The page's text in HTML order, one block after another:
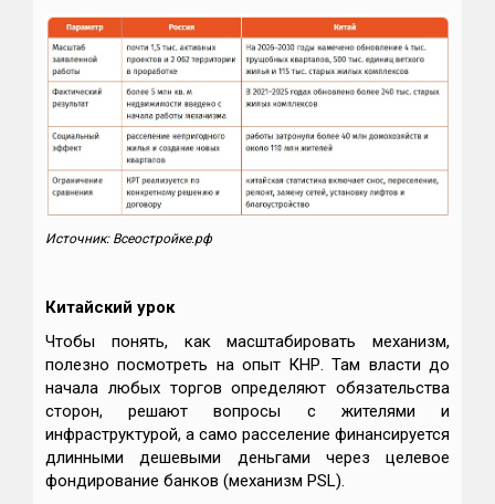
Источник: Всeостройке.pф
Китайский урок
Чтобы понять, как масштабировать механизм,
полезно посмотреть на опыт КНР. Там власти до
начала любых торгов определяют обязательства
сторон, решают вопросы с жителями и
инфраструктурой, а само расселение финансируется
длинными дешевыми деньгами через целевое
фондирование банков (механизм PSL).